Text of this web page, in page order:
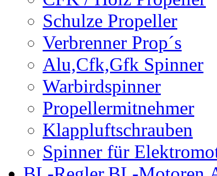
Schulze Propeller
Verbrenner Prop´s
Alu,Cfk,Gfk Spinner
Warbirdspinner
Propellermitnehmer
Klappluftschrauben
Spinner für